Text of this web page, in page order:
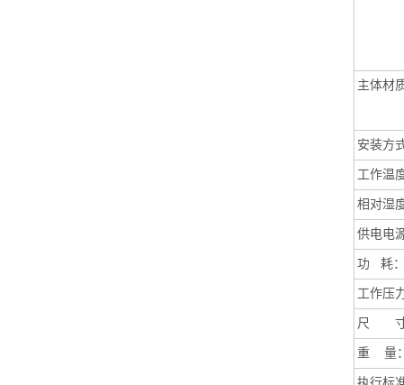
主体材
安装方
工作温
相对湿
供电电
功耗
工作压
尺 寸
重量